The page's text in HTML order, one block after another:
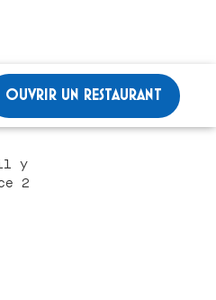
OUVRIR UN RESTAURANT
il y
2